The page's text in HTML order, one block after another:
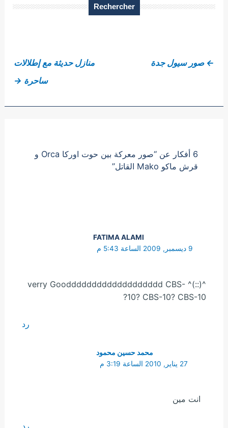
Rechercher
← صور سيول جدة
منازل حديثة مع إطلالات
ساحرة →
6 أفكار عن “صور معركة بين حوت اوركا Orca و
قرش ماكو Mako القاتل”
FATIMA ALAMI
9 ديسمبر, 2009 الساعة 5:43 م
^(::)^ verry Gooddddddddddddddddddd CBS-
10? CBS-10? CBS-10?
رد
محمد حسين محمود
27 يناير, 2010 الساعة 3:19 م
انت مين